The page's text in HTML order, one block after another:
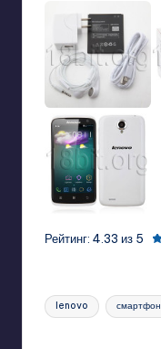
Рейтинг: 4.33 из 5
Tags:
lenovo смартфон